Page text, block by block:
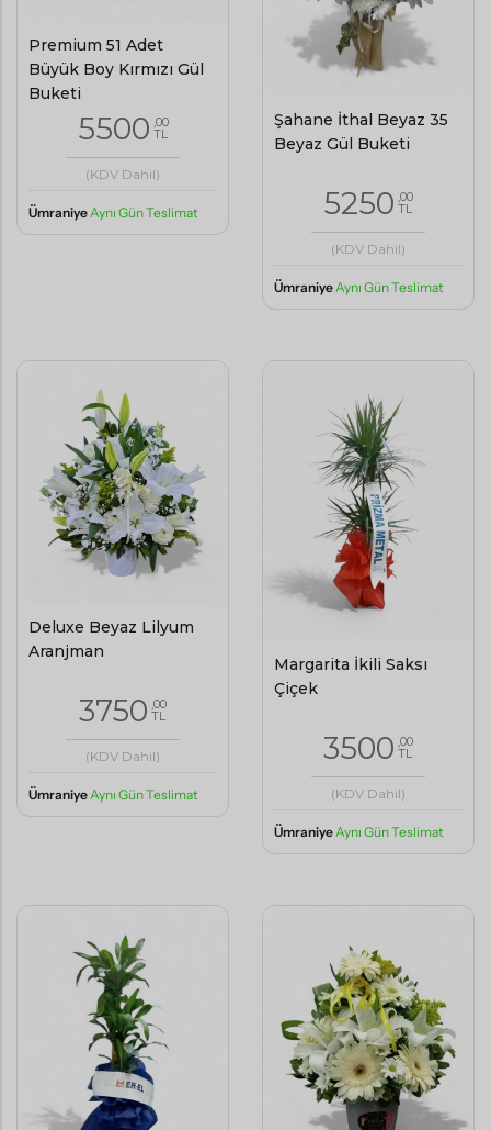
Premium 51 Adet
Büyük Boy Kırmızı Gül
Buketi
5500 ,00
TL
(KDV Dahil)
ÜmraniyeAynı Gün Teslimat
Şahane İthal Beyaz 35
Beyaz Gül Buketi
5250 ,00
TL
(KDV Dahil)
ÜmraniyeAynı Gün Teslimat
Deluxe Beyaz Lilyum
Aranjman
3750 ,00
TL
(KDV Dahil)
Ümraniye Aynı Gün Teslimat
Margarita İkili Saksı
Çiçek
3500 ,00
TL
(KDV Dahil)
ÜmraniyeAynı Gün Teslimat